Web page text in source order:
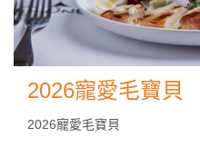
2026寵愛毛寶貝
2026寵愛毛寶貝